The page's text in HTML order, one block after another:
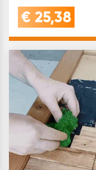
Festigkeitsklasse:
DIN: 923
Oberfläche: ver…
€ 25,38